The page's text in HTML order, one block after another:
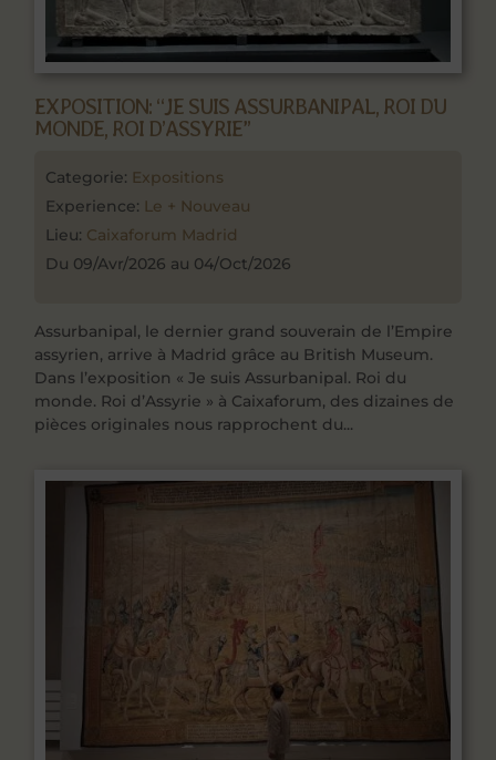
EXPOSITION: “JE SUIS ASSURBANIPAL, ROI DU
MONDE, ROI D’ASSYRIE”
Categorie: Expositions
Experience: Le + Nouveau
Lieu: Caixaforum Madrid
Du 09/Avr/2026 au 04/Oct/2026
Assurbanipal, le dernier grand souverain de l’Empire
assyrien, arrive à Madrid grâce au British Museum.
Dans l’exposition « Je suis Assurbanipal. Roi du
monde. Roi d’Assyrie » à Caixaforum, des dizaines de
pièces originales nous rapprochent du...